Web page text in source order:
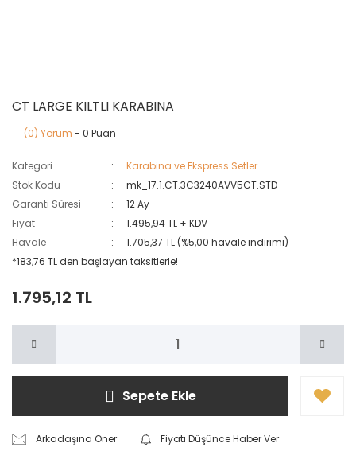
CT LARGE KILTLI KARABINA
(0) Yorum - 0 Puan
Kategori
Karabina ve Ekspress Setler
Stok Kodu
mk_17.1.CT.3C3240AVV5CT.STD
Garanti Süresi
12 Ay
Fiyat
1.495,94 TL + KDV
Havale
1.705,37 TL (%5,00 havale indirimi)
*183,76 TL den başlayan taksitlerle!
1.795,12 TL
Sepete Ekle
Arkadaşına Öner
Fiyatı Düşünce Haber Ver